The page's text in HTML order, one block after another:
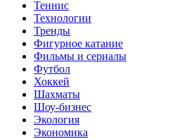
Теннис
Технологии
Тренды
Фигурное катание
Фильмы и сериалы
Футбол
Хоккей
Шахматы
Шоу-бизнес
Экология
Экономика